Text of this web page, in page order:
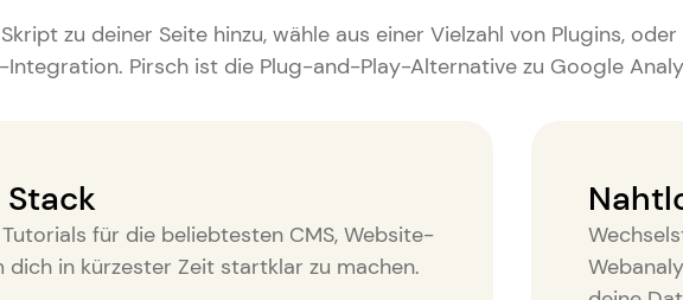
zu deiner Seite hinzu, wähle aus einer Vielzahl von Plugins,
Integration. Pirsch ist die Plug-and-Play-Alternative zu Google
für die beliebtesten CMS, Website-
in kürzester Zeit startklar zu machen.